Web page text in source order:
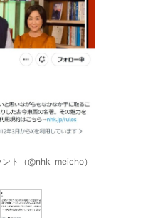
ト（@nhk_meicho）